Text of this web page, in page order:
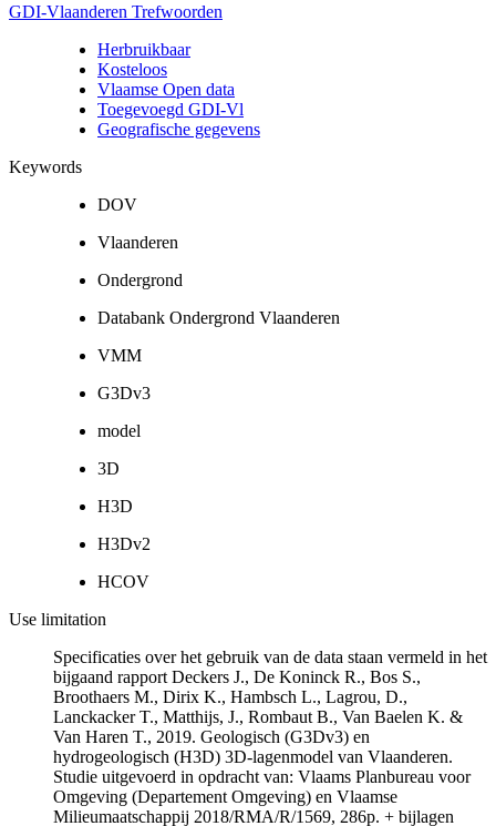
GDI-Vlaanderen Trefwoorden
Herbruikbaar
Kosteloos
Vlaamse Open data
Toegevoegd GDI-Vl
Geografische gegevens
Keywords
DOV
Vlaanderen
Ondergrond
Databank Ondergrond Vlaanderen
VMM
G3Dv3
model
3D
H3D
H3Dv2
HCOV
Use limitation
Specificaties over het gebruik van de data staan vermeld in het
bijgaand rapport Deckers J., De Koninck R., Bos S.,
Broothaers M., Dirix K., Hambsch L., Lagrou, D.,
Lanckacker T., Matthijs, J., Rombaut B., Van Baelen K. &
Van Haren T., 2019. Geologisch (G3Dv3) en
hydrogeologisch (H3D) 3D-lagenmodel van Vlaanderen.
Studie uitgevoerd in opdracht van: Vlaams Planbureau voor
Omgeving (Departement Omgeving) en Vlaamse
Milieumaatschappij 2018/RMA/R/1569, 286p. + bijlagen